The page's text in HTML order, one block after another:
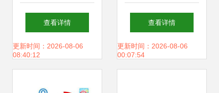
请“666”商标背后的
业绩阵痛 2020年
查看详情
更新时间：2026-08-06
08:40:12
一年10款APP，孵
化易，运营难
查看详情
更新时间：2026-08-06
00:07:54